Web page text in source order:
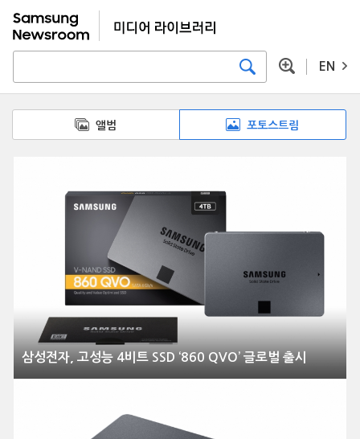
EN
앨범 포토스트림
삼성전자, 고성능 4비트 SSD ‘860 QVO’ 글로벌 출시